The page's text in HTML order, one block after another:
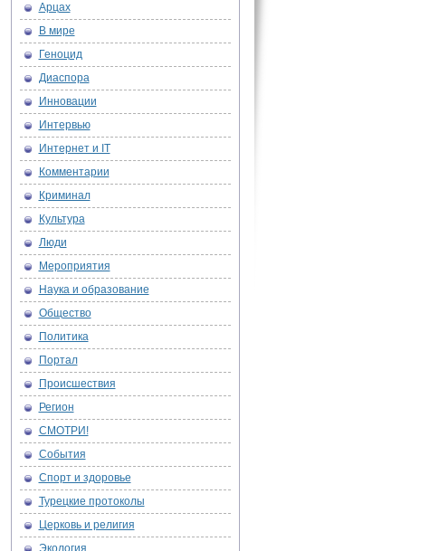
Арцах
В мире
Геноцид
Диаспора
Инновации
Интервью
Интернет и IT
Комментарии
Криминал
Культура
Люди
Мероприятия
Наука и образование
Общество
Политика
Портал
Происшествия
Регион
СМОТРИ!
События
Спорт и здоровье
Турецкие протоколы
Церковь и религия
Экология